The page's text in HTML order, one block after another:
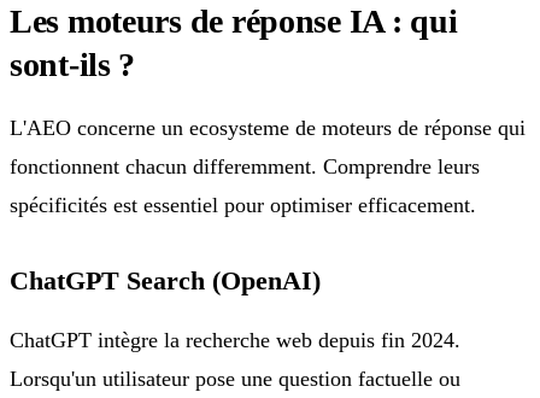
Les moteurs de réponse IA : qui
sont-ils ?
L'AEO concerne un ecosysteme de moteurs de réponse qui
fonctionnent chacun differemment. Comprendre leurs
spécificités est essentiel pour optimiser efficacement.
ChatGPT Search (OpenAI)
ChatGPT intègre la recherche web depuis fin 2024.
Lorsqu'un utilisateur pose une question factuelle ou